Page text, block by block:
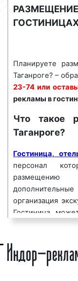
или оставьте
рекламы в
объясняется
высокая
массовый
аудиторию;
Реклама в
средством для
повышения
нашего
в гостиницах на
России:
Планируете
Таганроге? –
23-74 или
рекламы в
Что такое
Таганроге?
Гостиница,
персонал
организация
Гостиница
зданий,
делятся на
Индор-